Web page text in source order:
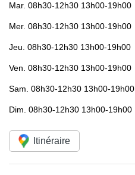
Mar. 08h30-12h30 13h00-19h00
Mer. 08h30-12h30 13h00-19h00
Jeu. 08h30-12h30 13h00-19h00
Ven. 08h30-12h30 13h00-19h00
Sam. 08h30-12h30 13h00-19h00
Dim. 08h30-12h30 13h00-19h00
Itinéraire